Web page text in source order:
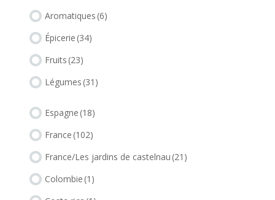
Aromatiques (6)
Épicerie (34)
Fruits (23)
Légumes (31)
Espagne (18)
France (102)
France/Les jardins de castelnau (21)
Colombie (1)